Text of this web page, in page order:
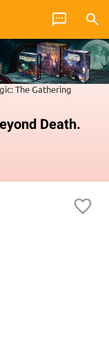
The Gathering
Death.